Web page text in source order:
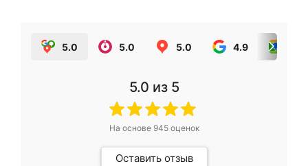
5.0 5.0 5.0 4.9
5.0 из 5
На основе 945оценок
Оставить отзыв